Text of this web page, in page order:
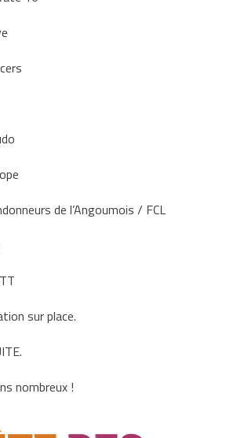
de l’Angoumois / FCL
sur place.
nombreux !